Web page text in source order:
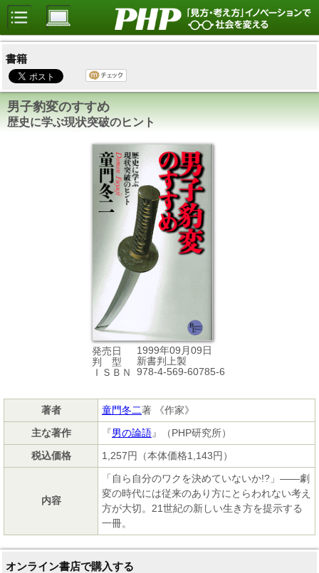
書籍
男子豹変のすすめ
歴史に学ぶ現状突破のヒント
発売日
1999年09月09日
判 型
新書判上製
ＩＳＢＮ
978-4-569-60785-6
著者 童門冬二著 《作家》
主な著作
『男の論語』（PHP研究所）
税込価格
1,257円（本体価格1,143円）
内容
「自ら自分のワクを決めていないか!?」――劇
変の時代には従来のあり方にとらわれない考え
方が大切。21世紀の新しい生き方を提示する
一冊。
オンライン書店で購入する